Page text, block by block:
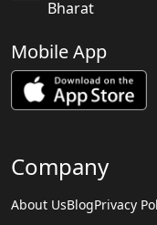
Bharat
Mobile App
Company
About UsBlogPrivacy